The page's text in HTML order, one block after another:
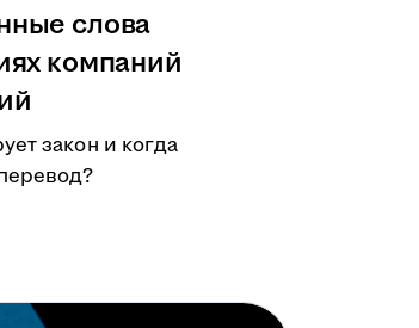
слова
компаний
закон и когда